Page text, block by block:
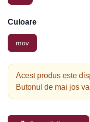
Culoare
mov
Acest produs este
Butonul de mai jos